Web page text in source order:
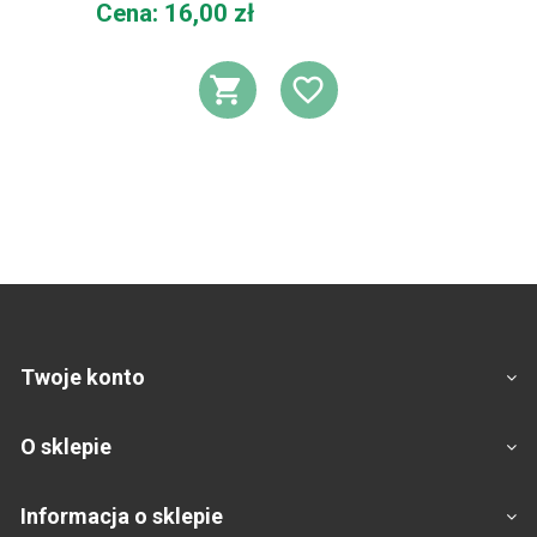
Cena
Cena: 16,00 zł
DODAJ DO
DODAJ DO
Twoje konto
O sklepie
Informacja o sklepie